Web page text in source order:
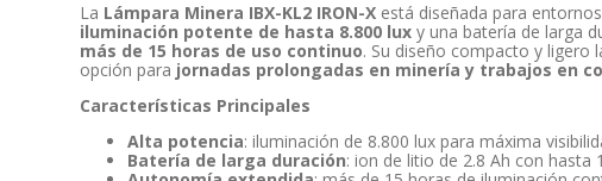
La Lámpara Minera IBX-KL2 IRON-X está diseñada para
iluminación potente de hasta 8.800 lux y una batería de larga
más de 15 horas de uso continuo. Su diseño compacto y ligero
opción para jornadas prolongadas en minería y trabajos en
Características Principales
Alta potencia: iluminación de 8.800 lux para máxima
Batería de larga duración: ion de litio de 2.8 Ah con hasta